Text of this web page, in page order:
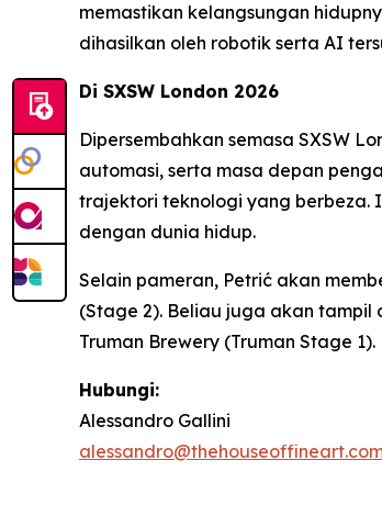
memastikan kelangsungan
dihasilkan oleh robotik serta AI
Di SXSW London 2026
Dipersembahkan semasa SXSW
automasi, serta masa depan
trajektori teknologi yang berbeza.
dengan dunia hidup.
Selain pameran, Petrić akan
(Stage 2). Beliau juga akan tampil
Truman Brewery (Truman Stage 1).
Hubungi:
Alessandro Gallini